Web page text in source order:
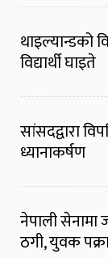
थाइल्यान्डको
विद्यार्थी घाइते
सांसदद्वारा
ध्यानाकर्षण
नेपाली सेनामा
ठगी, युवक